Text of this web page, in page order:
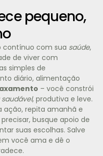
pequeno,
contínuo com sua saúde,
de viver com
simples de
diário, alimentação
– você constrói
saudável, produtiva e leve.
repita amanhã e
busque apoio de
suas escolhas. Salve
você ama e dê o